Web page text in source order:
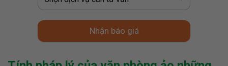
Nhận báo giá